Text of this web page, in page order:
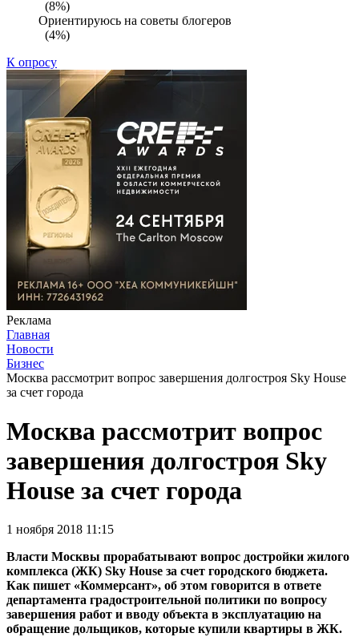
(8%)
Ориентируюсь на советы блогеров
(4%)
К опросу
Реклама
Главная
Новости
Бизнес
Москва рассмотрит вопрос завершения долгостроя Sky House
за счет города
Москва рассмотрит вопрос
завершения долгостроя Sky
House за счет города
1 ноября 2018 11:15
Власти Москвы прорабатывают вопрос достройки жилого
комплекса (ЖК) Sky House за счет городского бюджета.
Как пишет «Коммерсант», об этом говорится в ответе
департамента градостроительной политики по вопросу
завершения работ и вводу объекта в эксплуатацию на
обращение дольщиков, которые купили квартиры в ЖК.